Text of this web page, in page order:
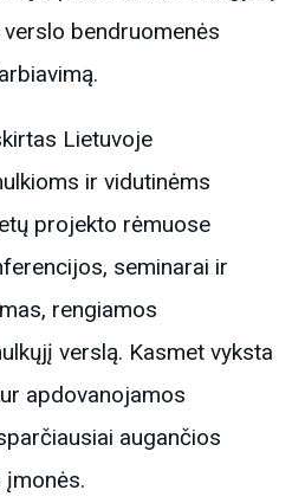
bendruomenės
Lietuvoje
ir vidutinėms
projekto rėmuose
seminarai ir
rengiamos
verslą. Kasmet vyksta
apdovanojamos
augančios
įmonės.